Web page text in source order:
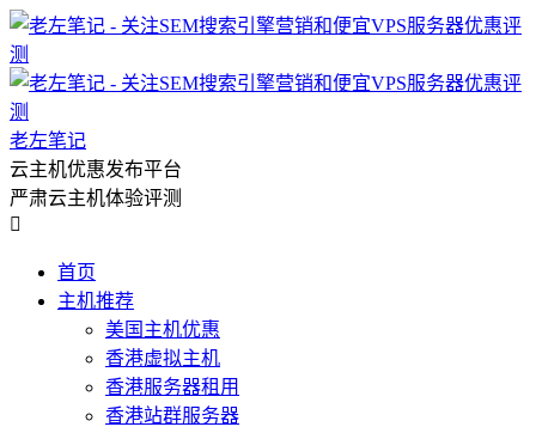
老左笔记
云主机优惠发布平台
严肃云主机体验评测

首页
主机推荐
美国主机优惠
香港虚拟主机
香港服务器租用
香港站群服务器